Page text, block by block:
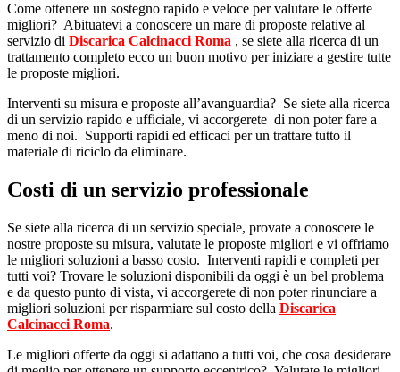
Come ottenere un sostegno rapido e veloce per valutare le offerte
migliori? Abituatevi a conoscere un mare di proposte relative al
servizio di Discarica Calcinacci Roma , se siete alla ricerca di un
trattamento completo ecco un buon motivo per iniziare a gestire tutte
le proposte migliori.
Interventi su misura e proposte all’avanguardia? Se siete alla ricerca
di un servizio rapido e ufficiale, vi accorgerete di non poter fare a
meno di noi. Supporti rapidi ed efficaci per un trattare tutto il
materiale di riciclo da eliminare.
Costi di un servizio professionale
Se siete alla ricerca di un servizio speciale, provate a conoscere le
nostre proposte su misura, valutate le proposte migliori e vi offriamo
le migliori soluzioni a basso costo. Interventi rapidi e completi per
tutti voi? Trovare le soluzioni disponibili da oggi è un bel problema
e da questo punto di vista, vi accorgerete di non poter rinunciare a
migliori soluzioni per risparmiare sul costo della Discarica
Calcinacci Roma.
Le migliori offerte da oggi si adattano a tutti voi, che cosa desiderare